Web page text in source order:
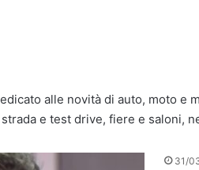
alle novità di auto, moto e
e test drive, fiere e saloni,
31/